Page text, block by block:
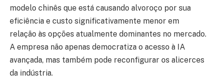
modelo chinês que está causando alvoroço por sua
eficiência e custo significativamente menor em
relação às opções atualmente dominantes no mercado.
A empresa não apenas democratiza o acesso à IA
avançada, mas também pode reconfigurar os alicerces
da indústria.